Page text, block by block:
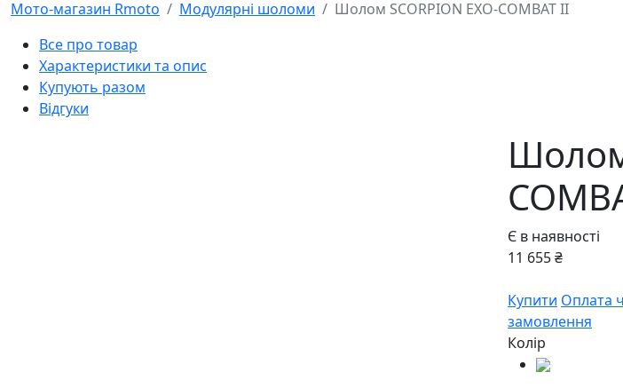
Мото-магазин Rmoto
Модулярні шоломи
Шолом SCORPION EXO-COMBAT II
Все про товар
Характеристики та опис
Купують разом
Відгуки
Шолом
Є в наявності
11 655 ₴
Купити Оплата
замовлення
Колір